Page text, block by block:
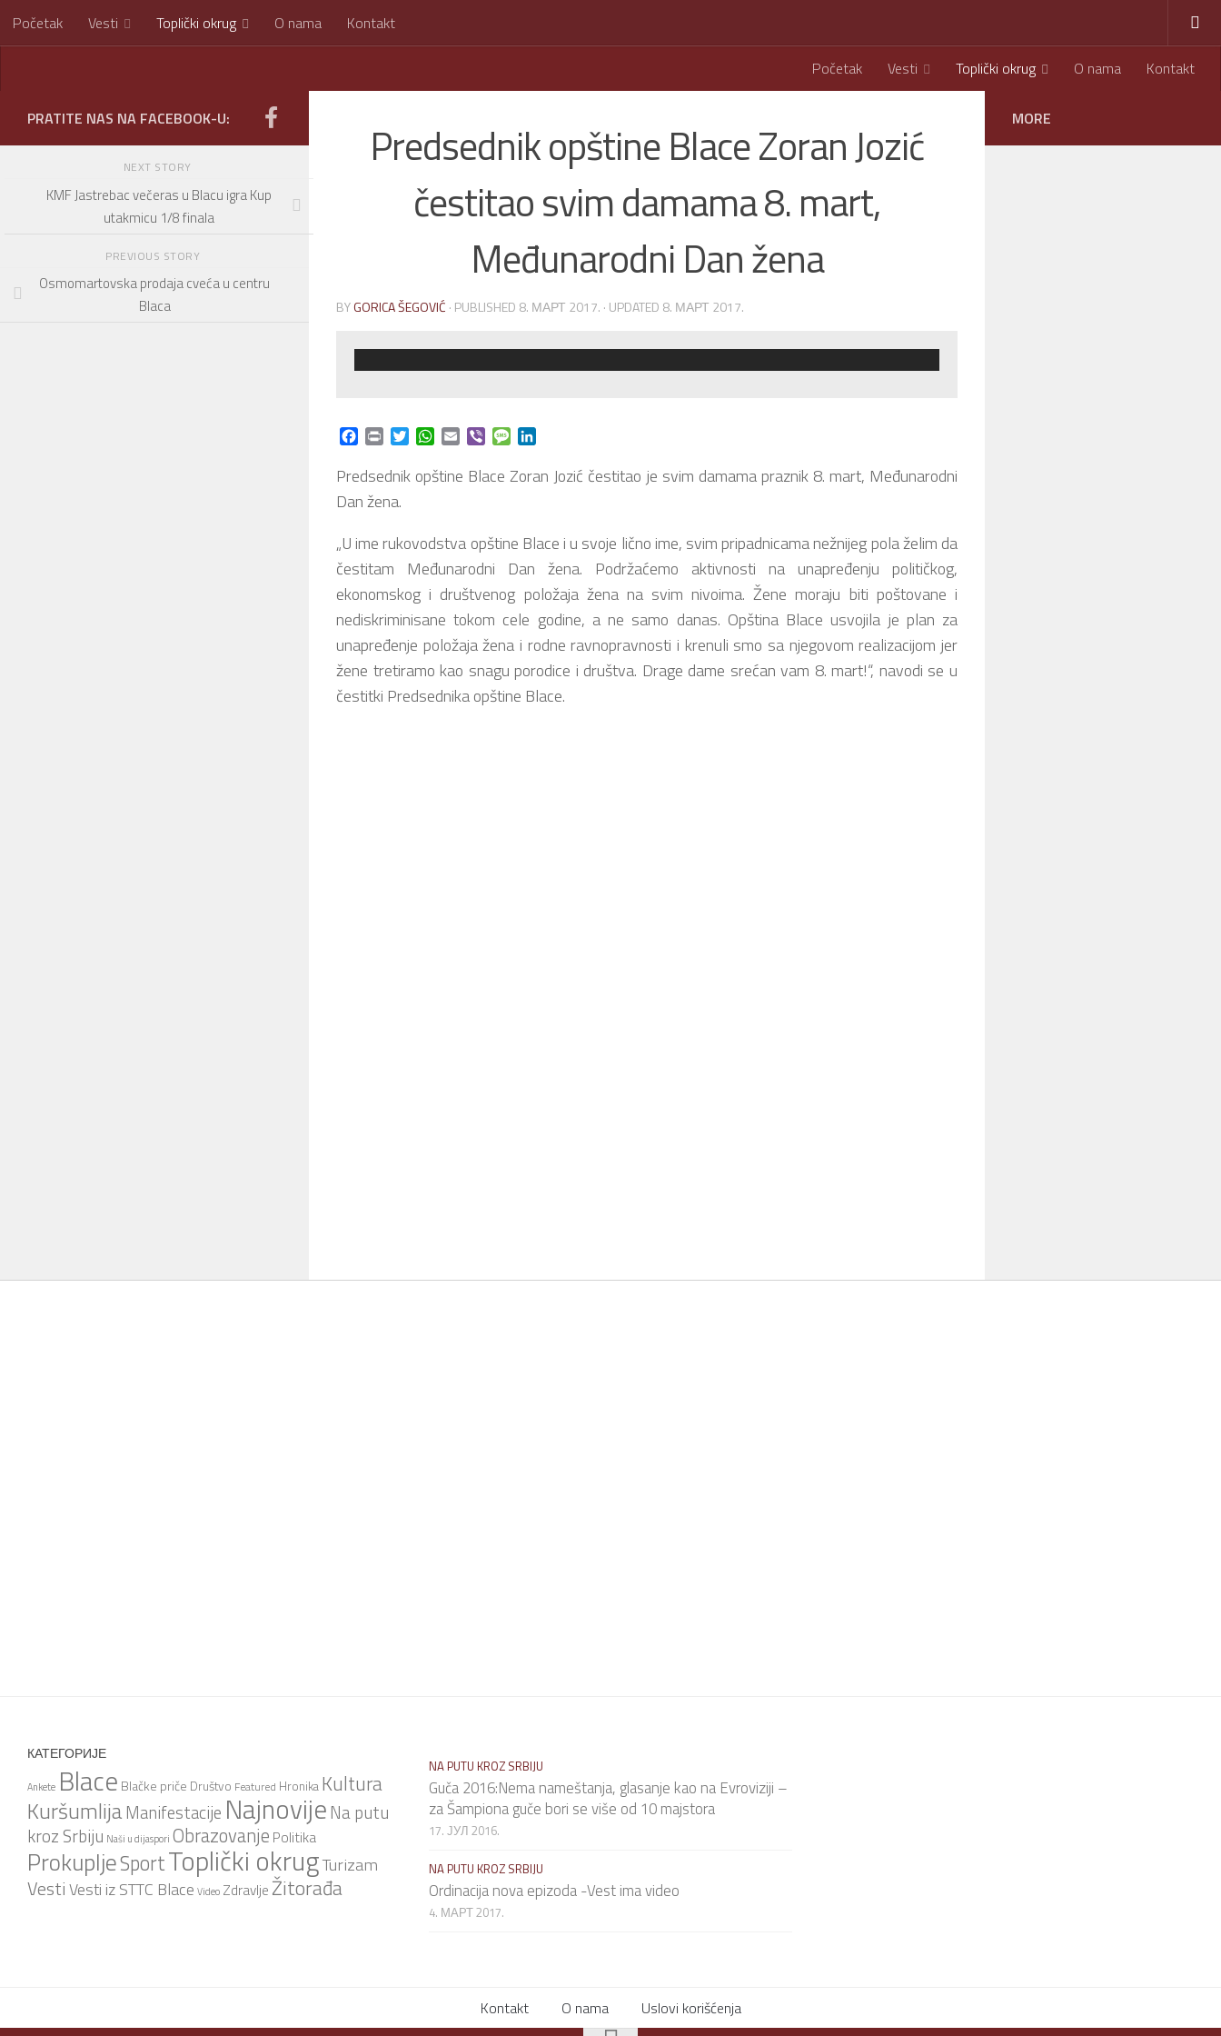
Skip to content
Početak Vesti Toplički okrug O nama Kontakt
Početak Vesti Toplički okrug O nama Kontakt
Predsednik opštine Blace Zoran Jozić
čestitao svim damama 8. mart,
Međunarodni Dan žena
BYGORICA ŠEGOVIĆ · PUBLISHED 8. МАРТ 2017. · UPDATED 8. МАРТ 2017.
Facebook
Print TwitterWhatsApp
Email Viber Message
Predsednik opštine Blace Zoran Jozić čestitao je svim damama praznik 8. mart, Međunarodni
Dan žena.
„U ime rukovodstva opštine Blace i u svoje lično ime, svim pripadnicama nežnijeg pola želim da
čestitam Međunarodni Dan žena. Podržaćemo aktivnosti na unapređenju političkog,
ekonomskog i društvenog položaja žena na svim nivoima. Žene moraju biti poštovane i
nediskriminisane tokom cele godine, a ne samo danas. Opština Blace usvojila je plan za
unapređenje položaja žena i rodne ravnopravnosti i krenuli smo sa njegovom realizacijom jer
žene tretiramo kao snagu porodice i društva. Drage dame srećan vam 8. mart!“, navodi se u
čestitki Predsednika opštine Blace.
PRATITE NAS NA FACEBOOK-U:
NEXT STORY
KMF Jastrebac večeras u Blacu igra Kup
utakmicu 1/8 finala
PREVIOUS STORY
Osmomartovska prodaja cveća u centru
Blaca
MORE
КАТЕГОРИЈЕ
Ankete Blace Blačke priče Društvo Featured Hronika Kultura
KuršumlijaManifestacije NajnovijeNa putu
kroz Srbiju Naši u dijaspori Obrazovanje Politika
ProkupljeSportToplički okrugTurizam
VestiVesti iz STTC Blace Video Zdravlje Žitorađa
NA PUTU KROZ SRBIJU
Guča 2016:Nema nameštanja, glasanje kao na Evroviziji –
za Šampiona guče bori se više od 10 majstora
17. ЈУЛ 2016.
NA PUTU KROZ SRBIJU
Ordinacija nova epizoda -Vest ima video
4. МАРТ 2017.
Kontakt O nama Uslovi korišćenja